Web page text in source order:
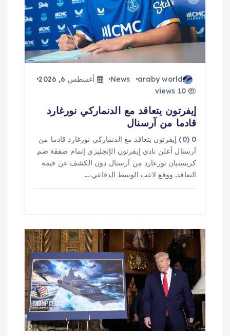
ت
araby world
News
أغسطس 6, 2026
10 views
إيفرتون يتعاقد مع الدنماركي نورغارد
قادما من آرسنال
0 (0) إيفرتون يتعاقد مع الدنماركي نورغارد قادما من
آرسنال أعلن نادي إيفرتون الإنجليزي إتمام صفقة ضم
كريستيان نورغارد من آرسنال دون الكشف عن قيمة
التعاقد. ووقع لاعب الوسط الدفاعي،…